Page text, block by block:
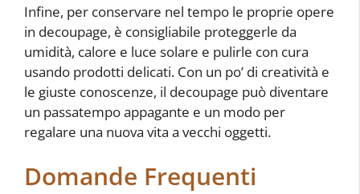
Infine, per conservare nel tempo le proprie opere
in decoupage, è consigliabile proteggerle da
umidità, calore e luce solare e pulirle con cura
usando prodotti delicati. Con un po’ di creatività e
le giuste conoscenze, il decoupage può diventare
un passatempo appagante e un modo per
regalare una nuova vita a vecchi oggetti.
Domande Frequenti